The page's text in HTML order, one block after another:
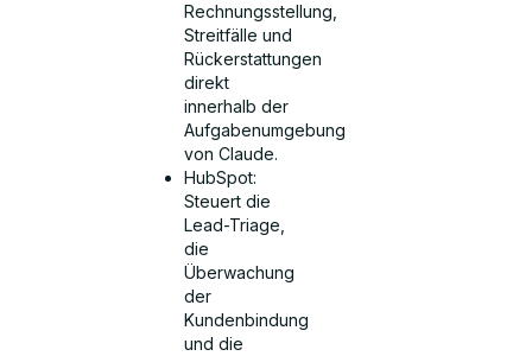
Rechnungsstellung,
Streitfälle und
Rückerstattungen
direkt
innerhalb der
Aufgabenumgebung
von Claude.
HubSpot:
Steuert die
Lead-Triage,
die
Überwachung
der
Kundenbindung
und die